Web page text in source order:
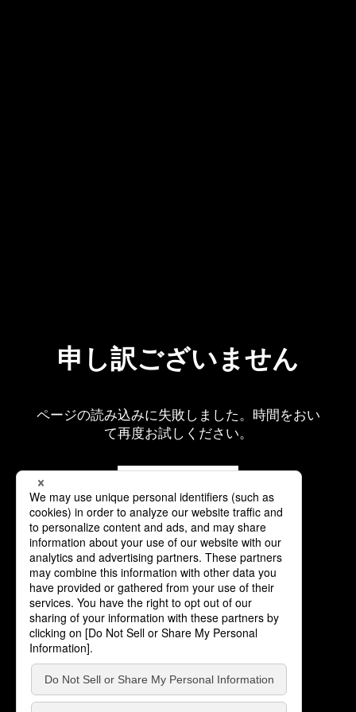
申し訳ございません
ページの読み込みに失敗しました。時間をおい
て再度お試しください。